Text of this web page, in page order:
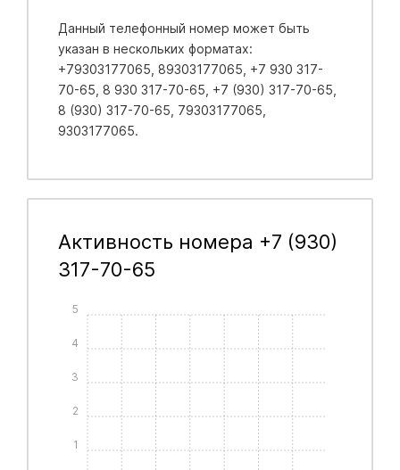
Данный телефонный номер может быть
указан в нескольких форматах:
+79303177065, 89303177065, +7 930 317-
70-65, 8 930 317-70-65, +7 (930) 317-70-65,
8 (930) 317-70-65, 79303177065,
9303177065.
Активность номера +7 (930)
317-70-65
1
2
3
4
5